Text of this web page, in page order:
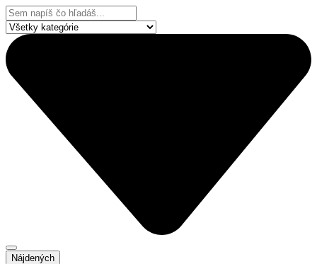
Preskočiť
na
obsah
Search
...
Nájdených